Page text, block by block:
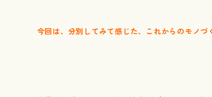
今回は、分別してみて感じた、これからのモノづ